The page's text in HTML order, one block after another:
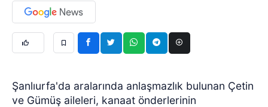
Şanlıurfa'da aralarında anlaşmazlık bulunan Çetin
ve Gümüş aileleri, kanaat önderlerinin